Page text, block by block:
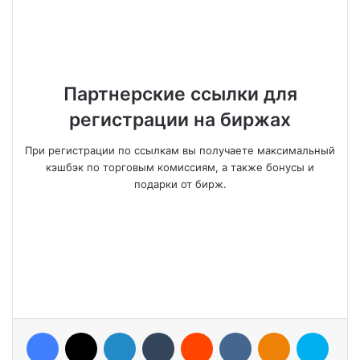
Партнерские ссылки для
регистрации на биржах
При регистрации по ссылкам вы получаете максимальный
кэшбэк по торговым комиссиям, а также бонусы и
подарки от бирж.